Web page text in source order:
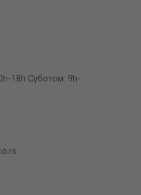
18h Суботом: 9h-